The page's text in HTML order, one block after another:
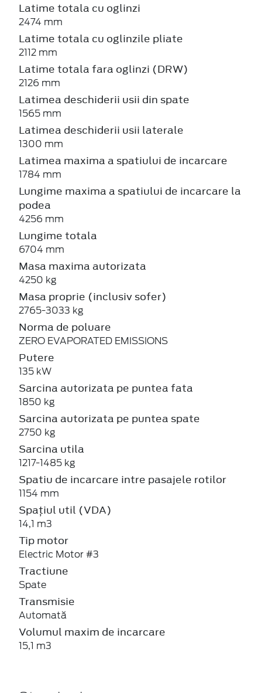
Latime totala cu oglinzi
2474 mm
Latime totala cu oglinzile pliate
2112 mm
Latime totala fara oglinzi (DRW)
2126 mm
Latimea deschiderii usii din spate
1565 mm
Latimea deschiderii usii laterale
1300 mm
Latimea maxima a spatiului de incarcare
1784 mm
Lungime maxima a spatiului de incarcare la
podea
4256 mm
Lungime totala
6704 mm
Masa maxima autorizata
4250 kg
Masa proprie (inclusiv sofer)
2765-3033 kg
Norma de poluare
ZERO EVAPORATED EMISSIONS
Putere
135 kW
Sarcina autorizata pe puntea fata
1850 kg
Sarcina autorizata pe puntea spate
2750 kg
Sarcina utila
1217-1485 kg
Spatiu de incarcare intre pasajele rotilor
1154 mm
Spațiul util (VDA)
14,1 m3
Tip motor
Electric Motor #3
Tractiune
Spate
Transmisie
Automată
Volumul maxim de incarcare
15,1 m3